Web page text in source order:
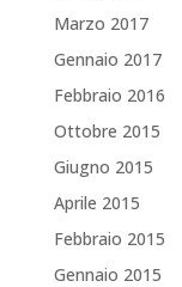
Marzo 2017
Gennaio 2017
Febbraio 2016
Ottobre 2015
Giugno 2015
Aprile 2015
Febbraio 2015
Gennaio 2015